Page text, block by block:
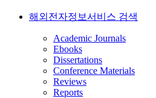
해외전자정보서비스 검색
Academic Journals
Ebooks
Dissertations
Conference Materials
Reviews
Reports